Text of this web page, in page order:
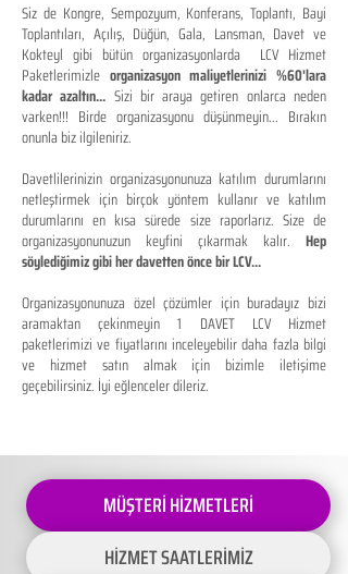
Siz de Kongre, Sempozyum, Konferans, Toplantı, Bayi
Toplantıları, Açılış, Düğün, Gala, Lansman, Davet ve
Kokteyl gibi bütün organizasyonlarda LCV Hizmet
Paketlerimizle organizasyon maliyetlerinizi %60'lara
kadar azaltın... Sizi bir araya getiren onlarca neden
varken!!! Birde organizasyonu düşünmeyin... Bırakın
onunla biz ilgileniriz.
Davetlilerinizin organizasyonunuza katılım durumlarını
netleştirmek için birçok yöntem kullanır ve katılım
durumlarını en kısa sürede size raporlarız. Size de
organizasyonunuzun keyfini çıkarmak kalır. Hep
söylediğimiz gibi her davetten önce bir LCV...
Organizasyonunuza özel çözümler için buradayız bizi
aramaktan çekinmeyin 1 DAVET LCV Hizmet
paketlerimizi ve fiyatlarını inceleyebilir daha fazla bilgi
ve hizmet satın almak için bizimle iletişime
geçebilirsiniz. İyi eğlenceler dileriz.
MÜŞTERİ HİZMETLERİ
HİZMET SAATLERİMİZ